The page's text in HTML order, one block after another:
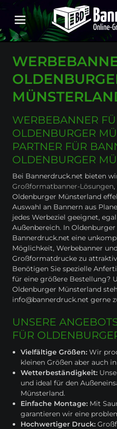
WERBEBANNER
OLDENBURGER
PARTNER FÜR
OLDENBURGER
Bei Bannerdruck.net bieten
Großformatbanner-Lösungen
Oldenburger Münsterland
Auswahl an Bannern aus
jedes Werbeziel geeignet,
Außenbereich. In
Bannerdruck.net eine
Möglichkeit, Werbebanner
Großformatdrucke zu
Benötigen Sie spezielle
für eine größere Bestellung?
Oldenburger Münsterland
info@bannerdruck.net gerne
UNSERE
FÜR
Vielfältige Größen:Wir
kleinen Größen aber auch
Wetterbeständigkeit:
und ideal für den
Münsterland.
Einfache Montage: Mit
garantieren wir eine
Hochwertiger Druck: